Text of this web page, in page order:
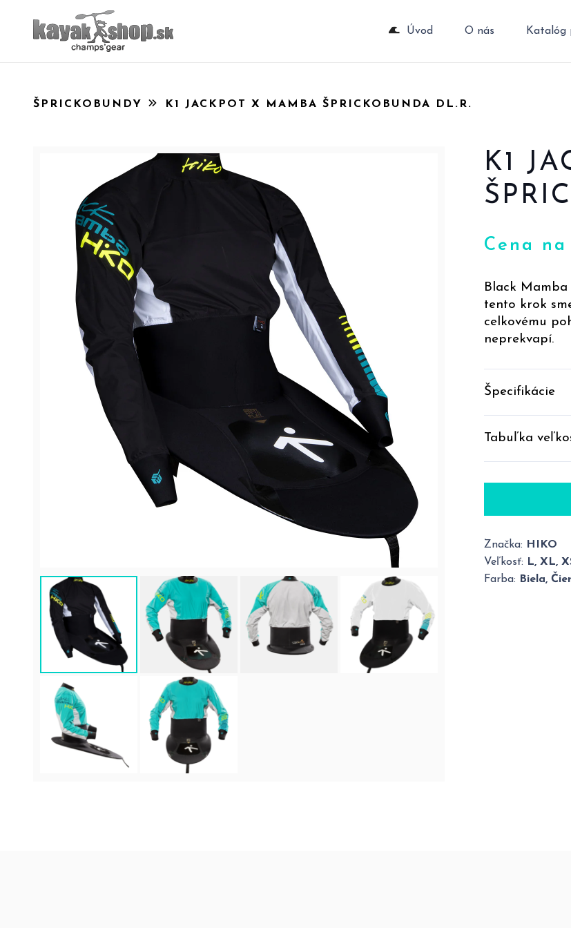
Úvod O nás Katalóg
ŠPRICKOBUNDY K1 JACKPOT X MAMBA ŠPRICKOBUNDA DL.R.
K1
Cena
Black
tento krok
celkovému
neprekvapí.
Špecifikácie
Tabuľka
Značka:
HIKO
Veľkosť:
L, XL,
Farba:
Biela,